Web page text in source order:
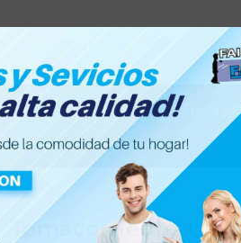
Electrónica Ferretería y
Tomacorriente +